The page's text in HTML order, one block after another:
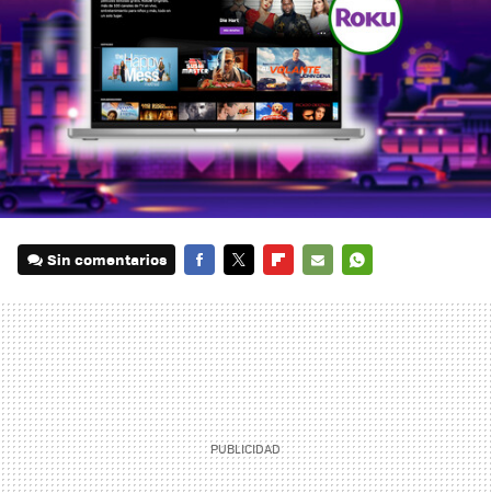
Sin comentarios
MAIL